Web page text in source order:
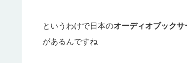
というわけで日本のオーディオブックサ
があるんですね